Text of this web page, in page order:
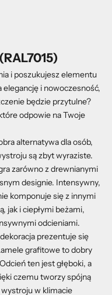
i poszukujesz elementu
i nowoczesność,
będzie przytulne?
odpowie na Twoje
alternatywa dla osób,
są zbyt wyraziste.
zarówno z drewnianymi
designie. Intensywny,
komponuje się z innymi
jak i ciepłymi beżami,
odcieniami.
prezentuje się
grafitowe to dobry
ten jest głęboki, a
czemu tworzy spójną
w klimacie